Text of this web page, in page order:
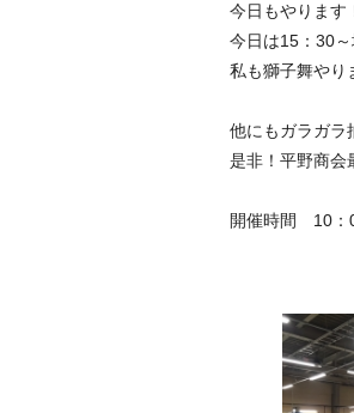
今日もやります
今日は15：30
私も獅子舞やり
他にもガラガラ
是非！平野商会
開催時間 10：